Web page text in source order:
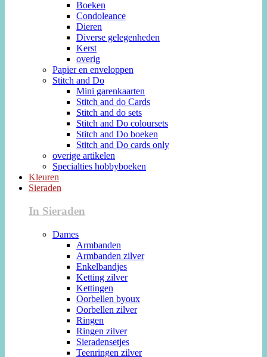
Boeken
Condoleance
Dieren
Diverse gelegenheden
Kerst
overig
Papier en enveloppen
Stitch and Do
Mini garenkaarten
Stitch and do Cards
Stitch and do sets
Stitch and Do coloursets
Stitch and Do boeken
Stitch and Do cards only
overige artikelen
Specialties hobbyboeken
Kleuren
Sieraden
In Sieraden
Dames
Armbanden
Armbanden zilver
Enkelbandjes
Ketting zilver
Kettingen
Oorbellen byoux
Oorbellen zilver
Ringen
Ringen zilver
Sieradensetjes
Teenringen zilver